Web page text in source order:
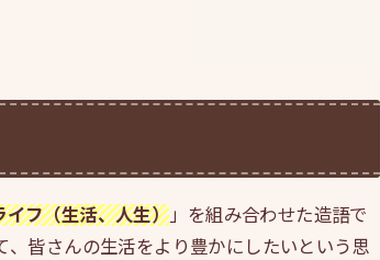
イフ（生活、人生）」を組み合わせた造語で
皆さんの生活をより豊かにしたいという思